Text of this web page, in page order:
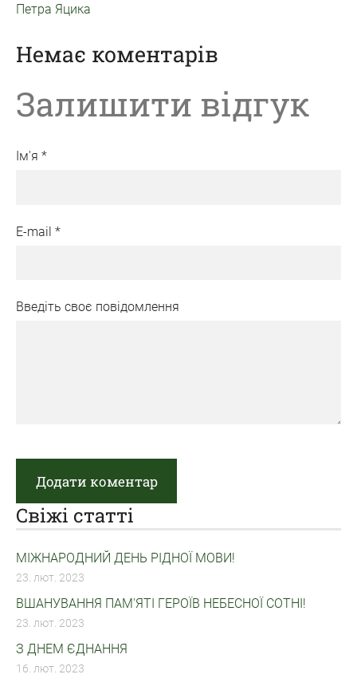
Свіжі статті
МІЖНАРОДНИЙ ДЕНЬ РІДНОЇ МОВИ!
23. лют. 2023
ВШАНУВАННЯ ПАМ'ЯТІ ГЕРОЇВ НЕБЕСНОЇ СОТНІ!
23. лют. 2023
З ДНЕМ ЄДНАННЯ
16. лют. 2023
Петра Яцика
Немає коментарів
Залишити відгук
Ім'я *
E-mail *
Введіть своє повідомлення